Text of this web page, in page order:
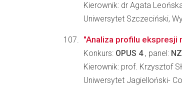
Kierownik: dr Agata
Uniwersytet Szczeciński,
"Analiza profilu ekspresji
Konkurs: OPUS 4, panel:
Kierownik: prof. Krzysztof
Uniwersytet Jagielloński-